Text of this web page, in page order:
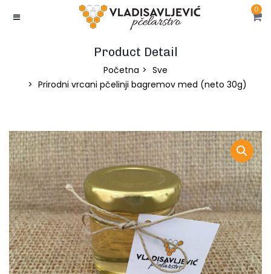
0
Product Detail
Početna
Sve
Prirodni vrcani pčelinji bagremov med (neto 30g)